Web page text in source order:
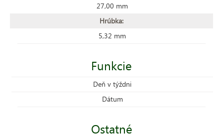
27,00 mm
Hrúbka:
5,32 mm
Funkcie
Deň v týždni
Dátum
Ostatné